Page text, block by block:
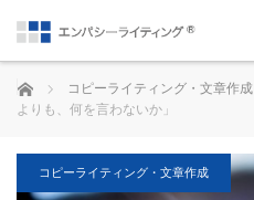
ホーム コピーライティング・文章作成
よりも、何を言わないか」
コピーライティング・文章作成